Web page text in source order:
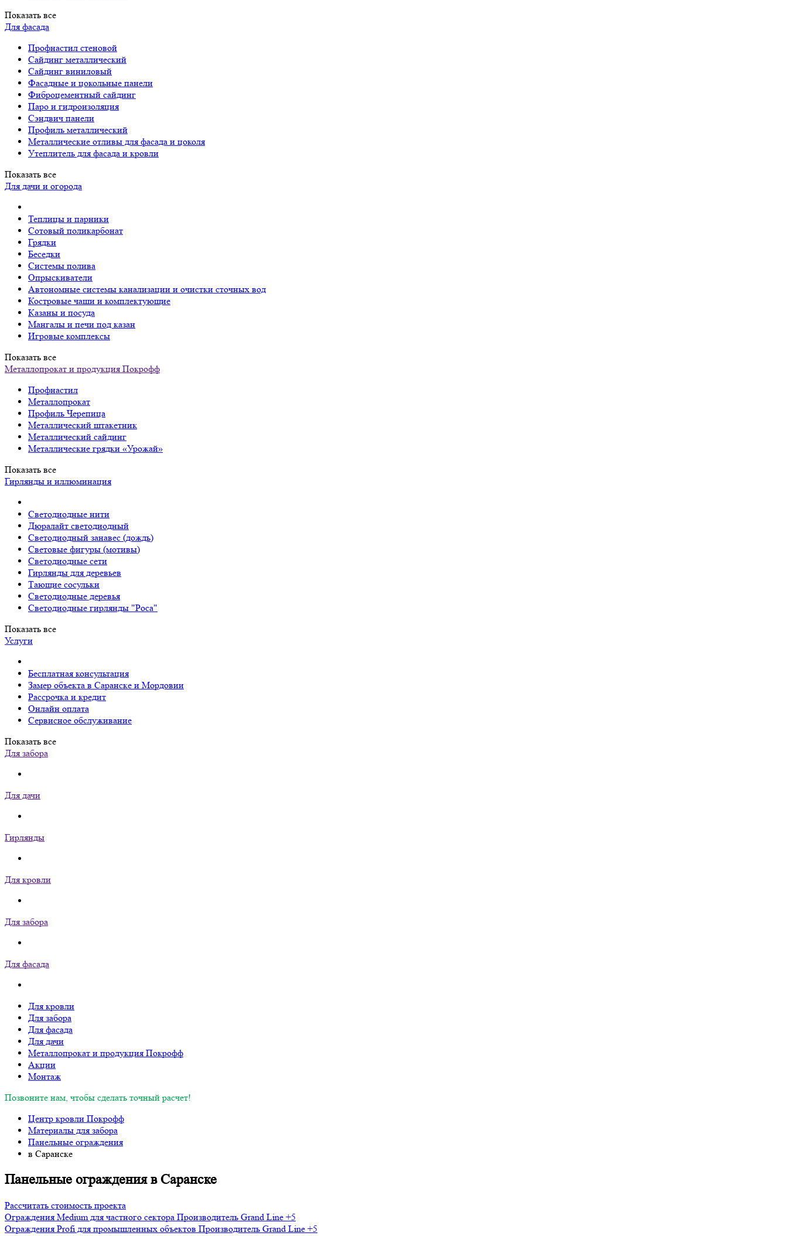
Показать все
Для фасада
Профнастил стеновой
Сайдинг металлический
Сайдинг виниловый
Фасадные и цокольные панели
Фиброцементный сайдинг
Паро и гидроизоляция
Сэндвич панели
Профиль металлический
Металлические отливы для фасада и цоколя
Утеплитель для фасада и кровли
Показать все
Для дачи и огорода
Теплицы и парники
Сотовый поликарбонат
Грядки
Беседки
Системы полива
Опрыскиватели
Автономные системы канализации и очистки сточных вод
Костровые чаши и комплектующие
Казаны и посуда
Мангалы и печи под казан
Игровые комплексы
Показать все
Металлопрокат и продукция Покрофф
Профнастил
Металлопрокат
Профиль Черепица
Металлический штакетник
Металлический сайдинг
Металлические грядки «Урожай»
Показать все
Гирлянды и иллюминация
Светодиодные нити
Дюралайт светодиодный
Светодиодный занавес (дождь)
Световые фигуры (мотивы)
Светодиодные сети
Гирлянды для деревьев
Тающие сосульки
Светодиодные деревья
Светодиодные гирлянды "Роса"
Показать все
Услуги
Бесплатная консультация
Замер объекта в Саранске и Мордовии
Рассрочка и кредит
Онлайн оплата
Сервисное обслуживание
Показать все
Для забора
Для дачи
Гирлянды
Для кровли
Для забора
Для фасада
Для кровли
Для забора
Для фасада
Для дачи
Металлопрокат и продукция Покрофф
Акции
Монтаж
Позвоните нам, чтобы сделать точный расчет!
Центр кровли Покрофф
Материалы для забора
Панельные ограждения
в Саранске
Панельные ограждения в Саранске
Рассчитать стоимость проекта
Ограждения Medium для частного сектора Производитель Grand Line +5
Ограждения Profi для промышленных объектов Производитель Grand Line +5